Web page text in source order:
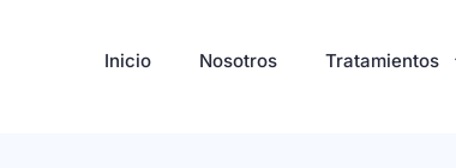
Inicio Nosotros Tratamientos